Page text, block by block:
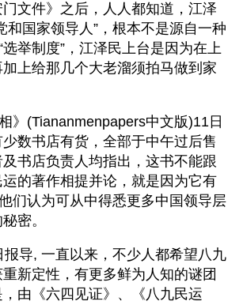
文件》之后，人人都知道，江泽
和国家领导人”，根本不是源自一种
选举制度”，江泽民上台是因为在上
上给那几个大老溜须拍马做到家
相》(Tiananmenpapers中文版)11日
数书店有货，全部于中午过后售
书店负责人均指出，这书不能跟
的著作相提并论，就是因为它有
们认为可从中得悉更多中国领导层
密。
导, 一直以来，不少人都希望八九
新定性，有更多鲜为人知的谜团
由《六四见证》、《八九民运